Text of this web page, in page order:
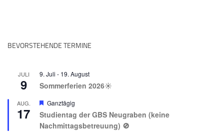
BEVORSTEHENDE TERMINE
JULI
9
9. Juli - 19. August
Sommerferien 2026☀️
AUG.
17
Hervorgehoben
Ganztägig
Studientag der GBS Neugraben (keine
Nachmittagsbetreuung) 🚫